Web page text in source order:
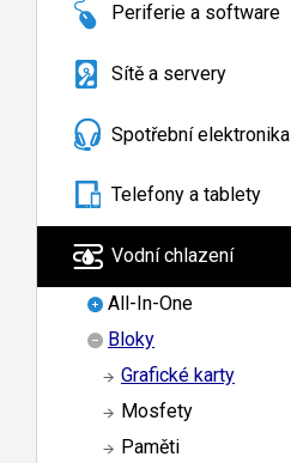
Periferie a software
Sítě a servery
Spotřební elektronika
Telefony a tablety
Vodní chlazení
All-In-One
Bloky
Grafické karty
Mosfety
Paměti